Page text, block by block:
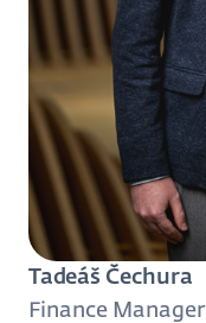
Tadeáš Čechura
Finance Manager